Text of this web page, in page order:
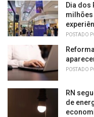
Dia dos
milhões
POSTADO
POSTADO
RN
de